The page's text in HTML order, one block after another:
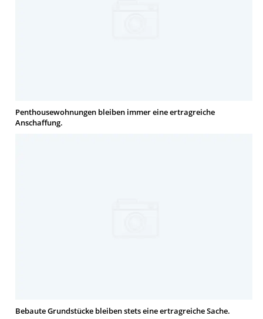
Penthousewohnungen bleiben immer eine ertragreiche
Anschaffung.
Bebaute Grundstücke bleiben stets eine ertragreiche Sache.